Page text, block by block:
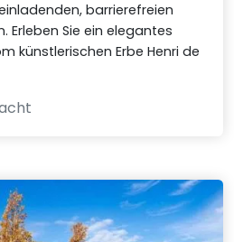
barrierefreien
Erleben Sie ein elegantes
künstlerischen Erbe Henri de